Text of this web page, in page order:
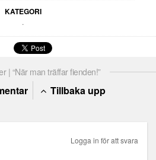
KATEGORI
.
| “När man träffar fienden!”
Tillbaka upp
Logga in för att svara